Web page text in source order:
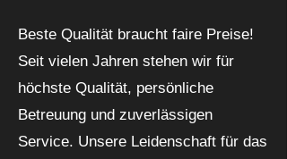
Beste Qualität braucht faire Preise!
Seit vielen Jahren stehen wir für
höchste Qualität, persönliche
Betreuung und zuverlässigen
Service. Unsere Leidenschaft für das